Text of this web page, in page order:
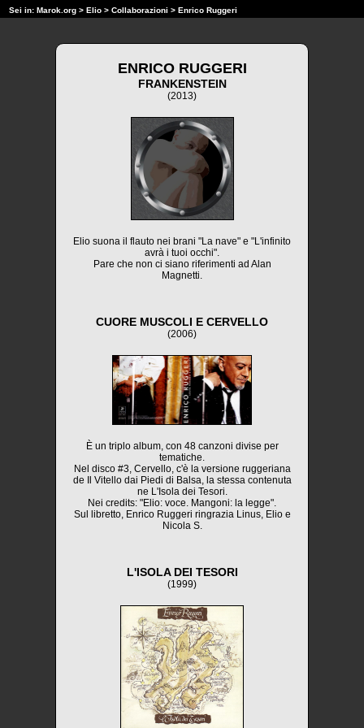
Sei in: Marok.org > Elio > Collaborazioni > Enrico Ruggeri
ENRICO RUGGERI
FRANKENSTEIN
(2013)
Elio suona il flauto nei brani "La nave" e "L'infinito
avrà i tuoi occhi".
Pare che non ci siano riferimenti ad Alan
Magnetti.
CUORE MUSCOLI E CERVELLO
(2006)
È un triplo album, con 48 canzoni divise per
tematiche.
Nel disco #3, Cervello, c'è la versione ruggeriana
de Il Vitello dai Piedi di Balsa, la stessa contenuta
ne L'Isola dei Tesori.
Nei credits: "Elio: voce. Mangoni: la legge".
Sul libretto, Enrico Ruggeri ringrazia Linus, Elio e
Nicola S.
L'ISOLA DEI TESORI
(1999)